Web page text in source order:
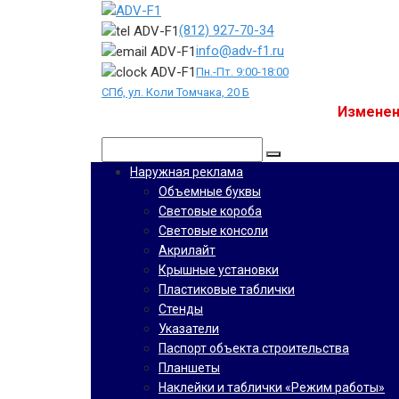
(812) 927-70-34
info@adv-f1.ru
Пн.-Пт. 9:00-18:00
СПб, ул. Коли Томчака, 20 Б
Наружная реклама
Объемные буквы
Световые короба
Световые консоли
Акрилайт
Крышные установки
Пластиковые таблички
Стенды
Указатели
Паспорт объекта строительства
Планшеты
Наклейки и таблички «Режим работы»